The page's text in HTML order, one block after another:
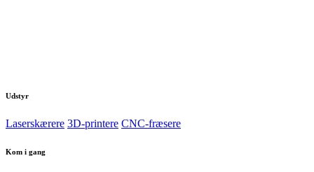
Udstyr
Laserskærere 3D-printere CNC-fræsere
Kom i gang